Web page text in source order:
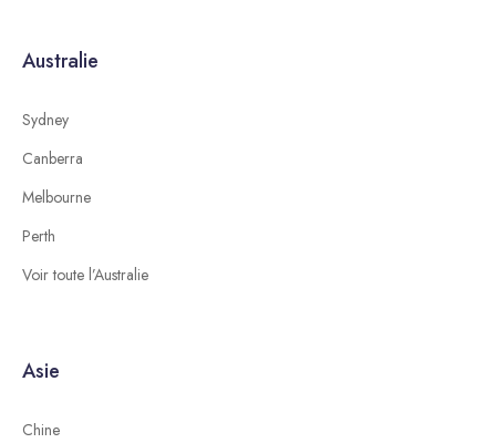
Australie
Sydney
Canberra
Melbourne
Perth
Voir toute l’Australie
Asie
Chine